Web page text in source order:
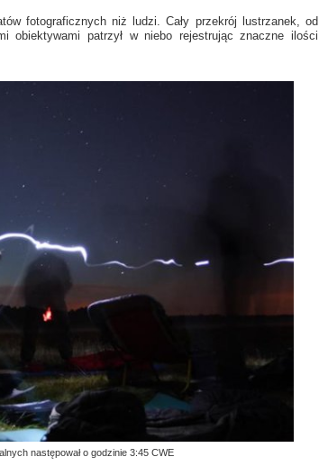
fotograficznych niż ludzi. Cały przekrój lustrzanek, od
obiektywami patrzył w niebo rejestrując znaczne ilości
następował o godzinie 3:45 CWE